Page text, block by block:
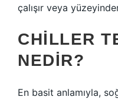
çalışır veya
CHILLER
NEDIR?
En basit anlamıyla,